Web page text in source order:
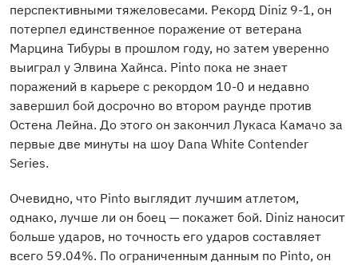
перспективными тяжеловесами. Рекорд Diniz 9-1, он
потерпел единственное поражение от ветерана
Марцина Тибуры в прошлом году, но затем уверенно
выиграл у Элвина Хайнса. Pinto пока не знает
поражений в карьере с рекордом 10-0 и недавно
завершил бой досрочно во втором раунде против
Остена Лейна. До этого он закончил Лукасa Камачо за
первые две минуты на шоу Dana White Contender
Series.
Очевидно, что Pinto выглядит лучшим атлетом,
однако, лучше ли он боец — покажет бой. Diniz наносит
больше ударов, но точность его ударов составляет
всего 59.04%. По ограниченным данным по Pinto, он